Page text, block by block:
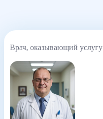
Врач, оказывающий услугу